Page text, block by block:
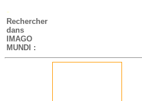
-
Rechercher
dans
IMAGO
MUNDI :